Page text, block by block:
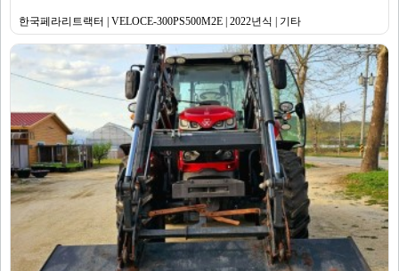
한국페라리트랙터 | VELOCE-300PS500M2E | 2022년식 | 기타